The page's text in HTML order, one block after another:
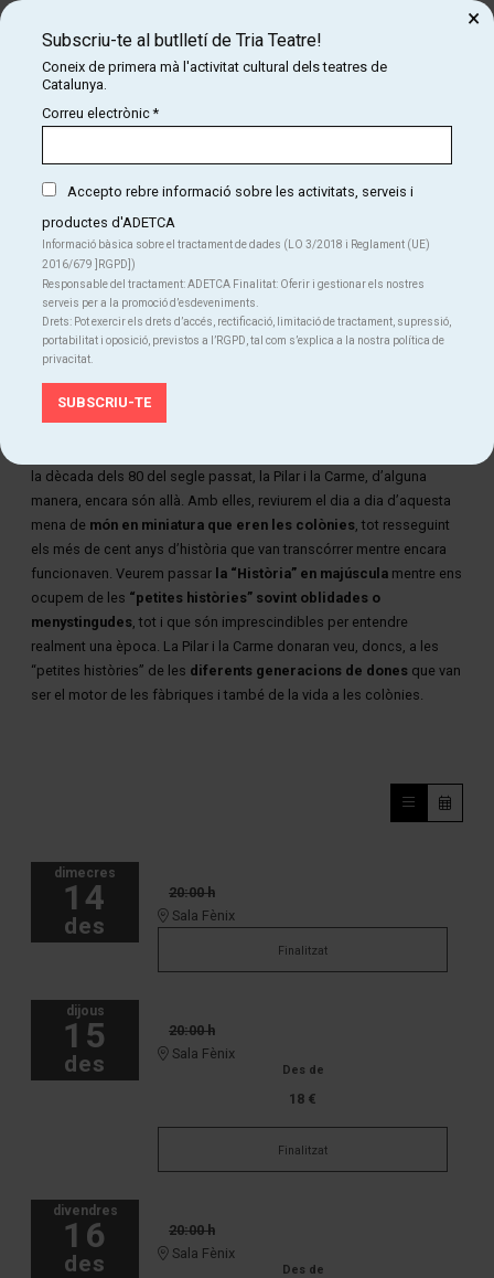
Diapositiva 1 de 1
La Pilar i la Carme van viure i treballar tota la vida en una de
lescolònies tèxtilsque van florir, a finals del segle XIX, a les ribes
la dècada dels 80 del segle passat, la Pilar i la Carme, d’alguna
manera, encara són allà. Amb elles, reviurem el dia a dia d’aquesta
mena de món en miniatura que eren les colònies, tot resseguint
els més de cent anys d’història que van transcórrer mentre encara
funcionaven. Veurem passar la “Història” en majúscula mentre ens
ocupem de les “petites històries” sovint oblidades o
menystingudes, tot i que són imprescindibles per entendre
realment una època. La Pilar i la Carme donaran veu, doncs, a les
“petites històries” de les diferents generacions de dones que van
ser el motor de les fàbriques i també de la vida a les colònies.
dimecres
14
des
20:00 h
Sala Fènix
Finalitzat
dijous
15
des
20:00 h
Sala Fènix
Des de
18 €
Finalitzat
divendres
16
des
20:00 h
Sala Fènix
Des de
Subscriu-te al butlletí de Tria Teatre!
Coneix de primera mà l'activitat cultural dels teatres de
Catalunya.
Correu electrònic*
Accepto rebre informació sobre les activitats, serveis i
productes d'ADETCA
Informació bàsica sobre el tractament de dades (LO 3/2018 i Reglament (UE)
2016/679 ]RGPD])
Responsable del tractament: ADETCA Finalitat: Oferir i gestionar els nostres
serveis per a la promoció d’esdeveniments.
Drets: Pot exercir els drets d’accés, rectificació, limitació de tractament, supressió,
portabilitat i oposició, previstos a l’RGPD, tal com s’explica a la nostra política de
privacitat.
×